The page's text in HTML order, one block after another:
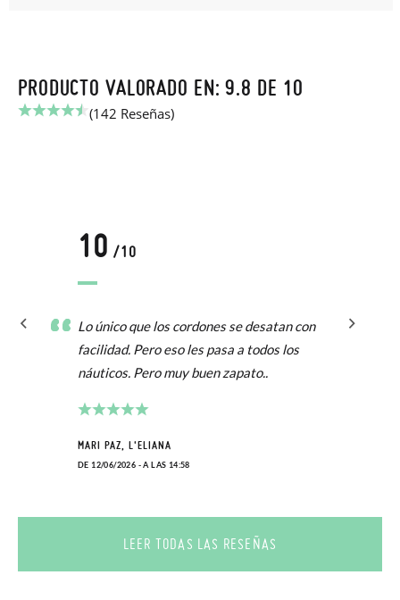
PRODUCTO VALORADO EN: 9.8 DE 10
(142 Reseñas)
10 /10
Lo único que los cordones se desatan con
facilidad. Pero eso les pasa a todos los
náuticos. Pero muy buen zapato..
MARI PAZ, L'ELIANA
DE 12/06/2026 - A LAS 14:58
LEER TODAS LAS RESEÑAS